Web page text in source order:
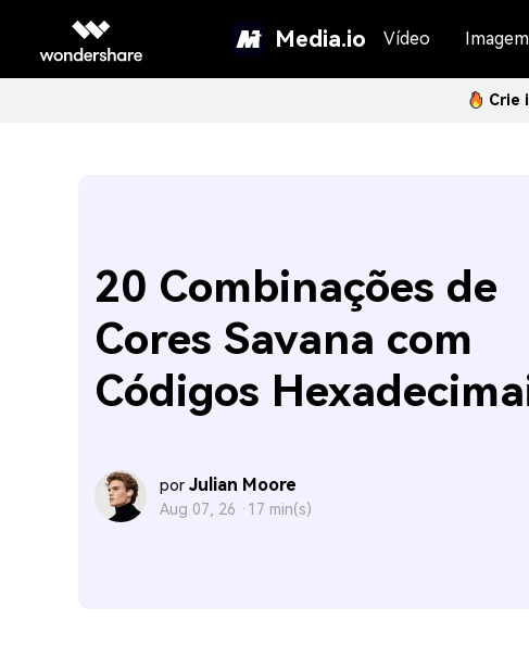
Media.io Vídeo Imagem
Crie
20 Combinações de
Cores Savana com
Códigos
por Julian Moore
Aug 07, 26 · 17 min(s)